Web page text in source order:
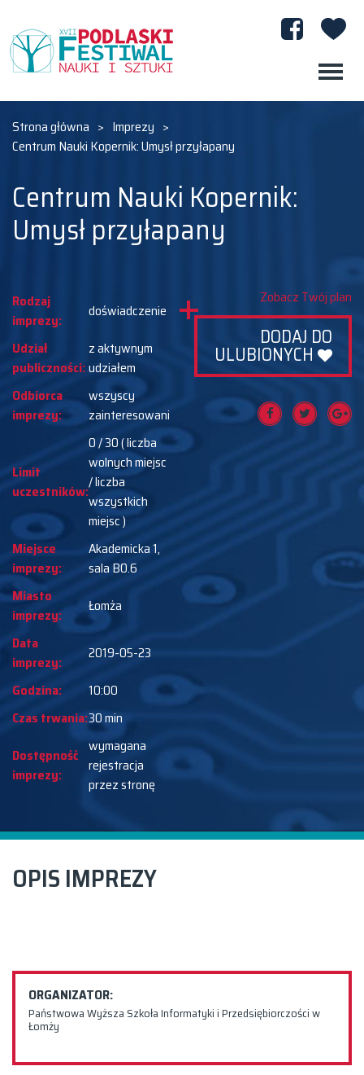
Strona główna > Imprezy >
Centrum Nauki Kopernik: Umysł przyłapany
Centrum Nauki Kopernik:
Umysł przyłapany
Rodzaj
imprezy:
doświadczenie
Udział
publiczności:
z aktywnym
udziałem
Odbiorca
imprezy:
wszyscy
zainteresowani
Limit
uczestników:
0 / 30 ( liczba
wolnych miejsc
/ liczba
wszystkich
miejsc )
Miejsce
imprezy:
Akademicka 1,
sala B0.6
Miasto
imprezy:
Łomża
Data
imprezy:
2019-05-23
Godzina:
10:00
Czas trwania:30 min
Dostępność
imprezy:
wymagana
rejestracja
przez stronę
Zobacz Twój plan
DODAJ DO
ULUBIONYCH
OPIS IMPREZY
ORGANIZATOR:
Państwowa Wyższa Szkoła Informatyki i Przedsiębiorczości w
Łomży